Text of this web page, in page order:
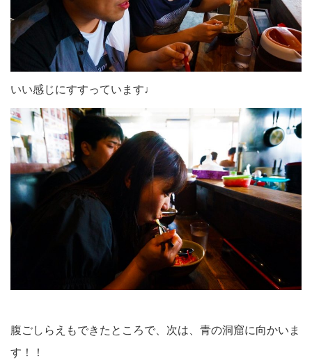
いい感じにすすっています♩
腹ごしらえもできたところで、次は、青の洞窟に向かいま
す！！